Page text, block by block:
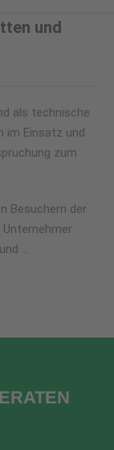
und
als technische
im Einsatz und
zum
Besuchern der
…